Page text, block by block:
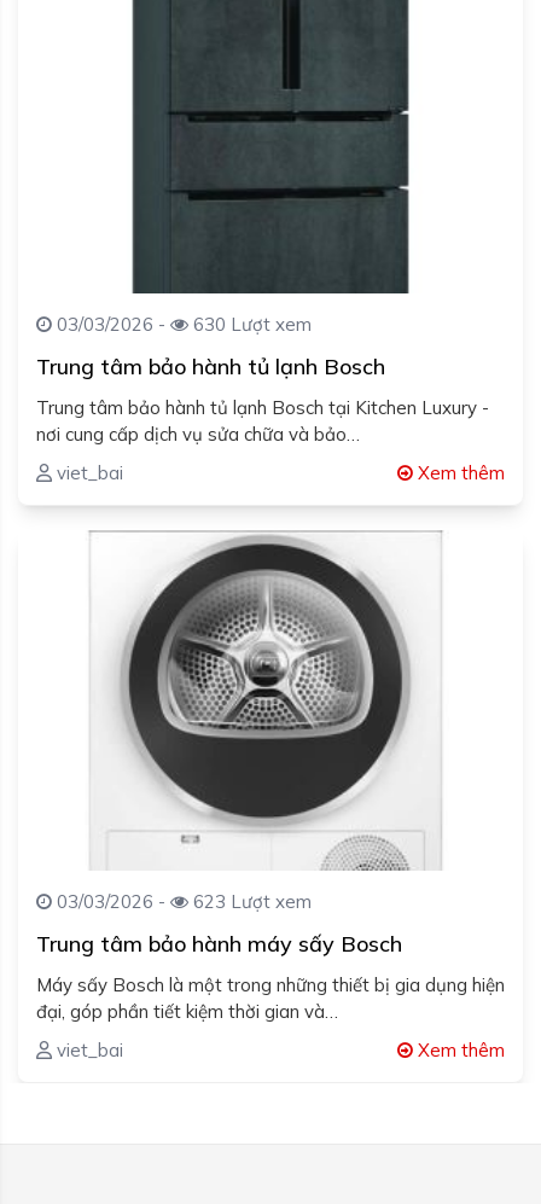
03/03/2026 - 630 Lượt xem
Trung tâm bảo hành tủ lạnh Bosch
Trung tâm bảo hành tủ lạnh Bosch tại Kitchen Luxury -
nơi cung cấp dịch vụ sửa chữa và bảo…
viet_bai
Xem thêm
03/03/2026 - 623 Lượt xem
Trung tâm bảo hành máy sấy Bosch
Máy sấy Bosch là một trong những thiết bị gia dụng hiện
đại, góp phần tiết kiệm thời gian và…
viet_bai
Xem thêm